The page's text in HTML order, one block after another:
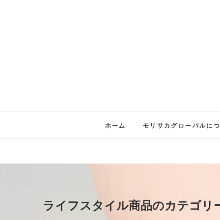
ホーム モリサカグローバルに
ライフスタイル商品のカテゴリ